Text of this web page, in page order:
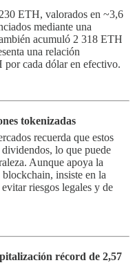
ETH, valorados en ~3,6
mediante una
acumuló 2 318 ETH
una relación
cada dólar en efectivo.
tokenizadas
recuerda que estos
lo que puede
Aunque apoya la
insiste en la
riesgos legales y de
récord de 2,57